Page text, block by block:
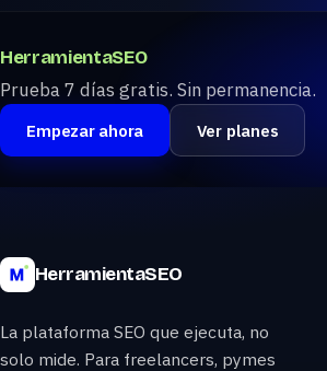
HerramientaSEO
Prueba 7 días gratis. Sin permanencia.
Empezar ahora Ver planes
HerramientaSEO
La plataforma SEO que ejecuta, no
solo mide. Para freelancers, pymes